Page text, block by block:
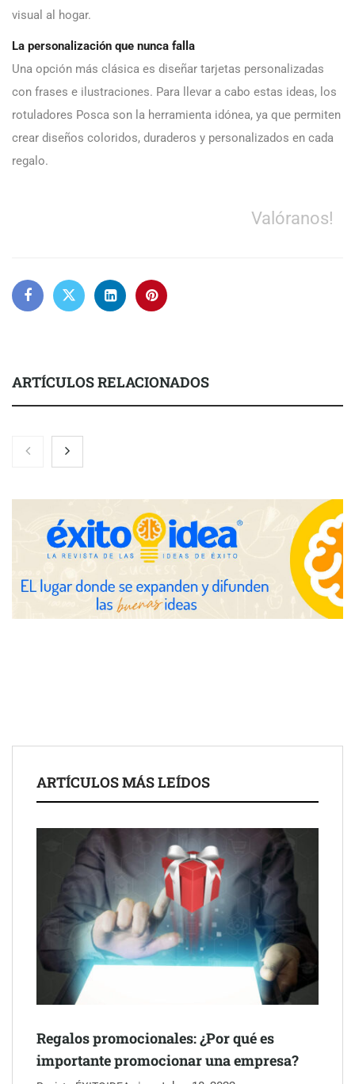
visual al hogar.
La personalización que nunca falla
Una opción más clásica es diseñar tarjetas personalizadas
con frases e ilustraciones. Para llevar a cabo estas ideas, los
rotuladores Posca son la herramienta idónea, ya que permiten
crear diseños coloridos, duraderos y personalizados en cada
regalo.
Valóranos!
ARTÍCULOS RELACIONADOS
Nicols presenta seis modelos de anillos de compromiso para el
eclipse solar del 12 de agosto
avanzadas para trading estratégico
COMPALISS de LYSOTRIC: cuando un solo producto multiplica
las posibilidades del salón profesional
Schaeffler mejora su rentabilidad en el primer semestre de 2026
NOVA: innovación y diseño que transforman espacios de la
mano de Tormo Franquicias
ARTÍCULOS MÁS LEÍDOS
Regalos promocionales: ¿Por qué es
importante promocionar una empresa?